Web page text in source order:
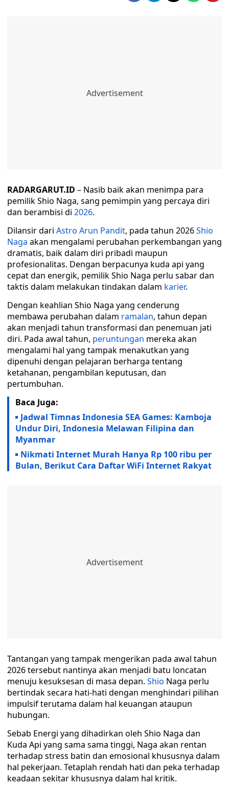
RADARGARUT.ID – Nasib baik akan menimpa para
pemilik Shio Naga, sang pemimpin yang percaya diri
dan berambisi di 2026.
Dilansir dari Astro Arun Pandit, pada tahun 2026Shio
Naga akan mengalami perubahan perkembangan yang
dramatis, baik dalam diri pribadi maupun
profesionalitas. Dengan berpacunya kuda api yang
cepat dan energik, pemilik Shio Naga perlu sabar dan
taktis dalam melakukan tindakan dalam karier.
Dengan keahlian Shio Naga yang cenderung
membawa perubahan dalam ramalan, tahun depan
akan menjadi tahun transformasi dan penemuan jati
diri. Pada awal tahun, peruntungan mereka akan
mengalami hal yang tampak menakutkan yang
dipenuhi dengan pelajaran berharga tentang
ketahanan, pengambilan keputusan, dan
pertumbuhan.
Baca Juga:
Jadwal Timnas Indonesia SEA Games: Kamboja
Undur Diri, Indonesia Melawan Filipina dan
Myanmar
Nikmati Internet Murah Hanya Rp 100 ribu per
Bulan, Berikut Cara Daftar WiFi Internet Rakyat
Tantangan yang tampak mengerikan pada awal tahun
2026 tersebut nantinya akan menjadi batu loncatan
menuju kesuksesan di masa depan. Shio Naga perlu
bertindak secara hati-hati dengan menghindari pilihan
impulsif terutama dalam hal keuangan ataupun
hubungan.
Sebab Energi yang dihadirkan oleh Shio Naga dan
Kuda Api yang sama sama tinggi, Naga akan rentan
terhadap stress batin dan emosional khususnya dalam
hal pekerjaan. Tetaplah rendah hati dan peka terhadap
keadaan sekitar khususnya dalam hal kritik.